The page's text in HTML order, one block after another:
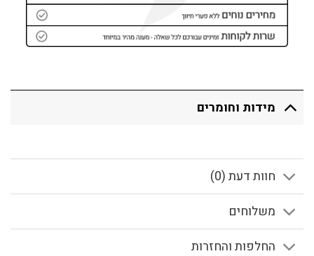
מידות וחומרים
חוות דעת (0)
משלוחים
החלפות והחזרות